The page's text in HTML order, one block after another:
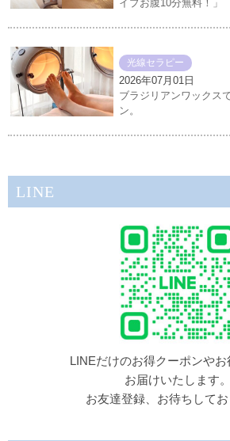
イプお腹10分無料！」
光線セラピー
2026年07月01日
ブラジリアンワックス
ン。
LINE
LINEだけのお得クーポンやお
お届けいたします。
お友達登録、お待ちして